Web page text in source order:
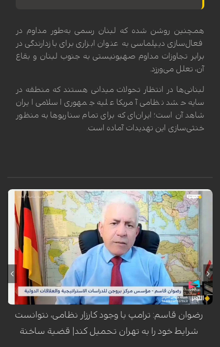
همچنین روشن شده که لبنان رسمی به‌طور مداوم در
فعال‌سازی دیپلماسی به عنوان ابزاری برای بازدارندگی در
برابر تجاوزات مداوم صهیونیستی به جنوب لبنان و بقاع
آن، تعلل می‌ورزد.
لبنانی‌ها در انتظار تحولات میدانی هستند که منطقه در
سایه حشد نظامی آمریکا علیه جمهوری اسلامی ایران
شاهد آن است؛ ایران‌ای که برای تمام سناریوها به منظور
خنثی‌سازی این تهدیدات آماده است.
رضوان قاسم، بنیانگذار مرکز بروجن برای مطالعات راهبردی، در گفت‌وگو با
شبکه الکوثر تأکید کرد که تقویت نظامی گسترده آمریکا در منطقه با هدف
فشار روانی و سیاسی بر ایران انجام شده، اما واشنگتن به دلیل هشدار
کارشناسان درباره تبدیل هرگونه درگیری به جنگی فرسایشی و طولانی‌مدت،
تمایل واقعی برای ورود به جنگ ندارد.
رضوان قاسم: ترامپ با وجود کارزار نظامی، نتوانست
شرایط خود را به تهران تحمیل کند| قضیة ساخنة